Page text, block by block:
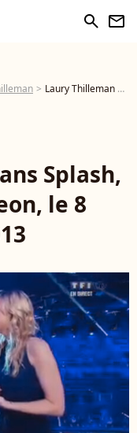
search newsletter
Laury Thilleman dans Splash, le grand plongeon, le 8 février 2013 - Photo
Splash,
le 8